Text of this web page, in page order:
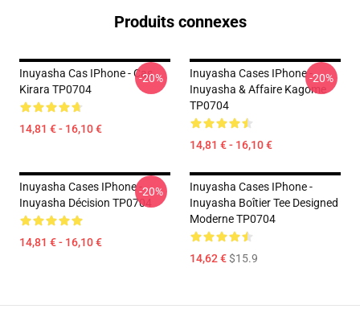
Produits connexes
Inuyasha Cas IPhone - Cas
Kirara TP0704
14,81 € - 16,10 €
-20%
Inuyasha Cases IPhone -
Inuyasha & Affaire Kagome
TP0704
14,81 € - 16,10 €
-20%
Inuyasha Cases IPhone -
Inuyasha Décision TP0704
14,81 € - 16,10 €
-20%
Inuyasha Cases IPhone -
Inuyasha Boîtier Tee Designed
Moderne TP0704
14,62 €$15.9